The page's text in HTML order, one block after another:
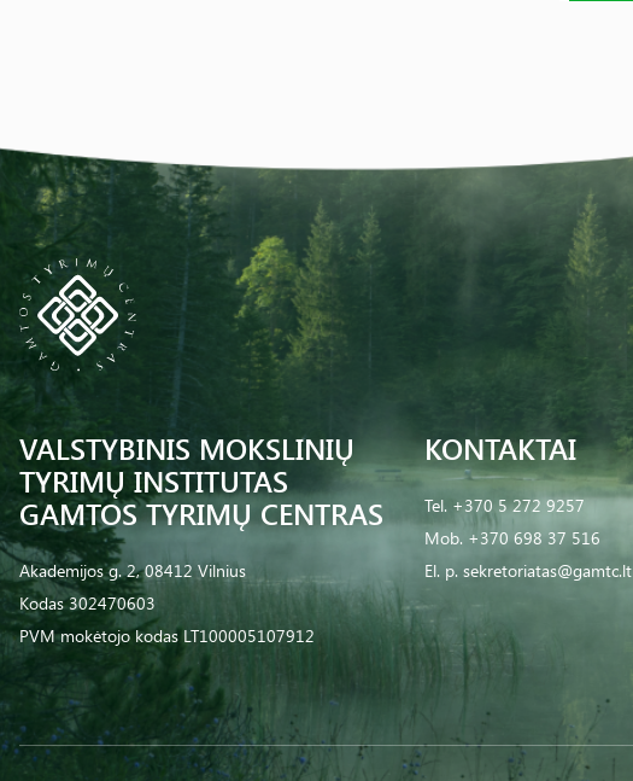
VALSTYBINIS MOKSLINIŲ
TYRIMŲ INSTITUTAS
GAMTOS TYRIMŲ CENTRAS
Akademijos g. 2, 08412 Vilnius
Kodas 302470603
PVM mokėtojo kodas LT100005107912
KONTAKTAI
Tel. +370 5 272 9257
Mob. +370 698 37 516
El. p. sekretoriatas@gamtc.lt